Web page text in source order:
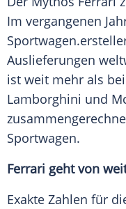
Im vergangenen
Sportwagen
Auslieferungen
ist weit mehr als
Lamborghini und
Sportwagen.
Ferrari geht von
Exakte Zahlen für